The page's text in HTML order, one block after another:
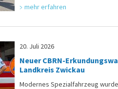
mehr erfahren
20. Juli 2026
Neuer CBRN-
Landkreis Zwickau
Modernes Spezialfahrzeug